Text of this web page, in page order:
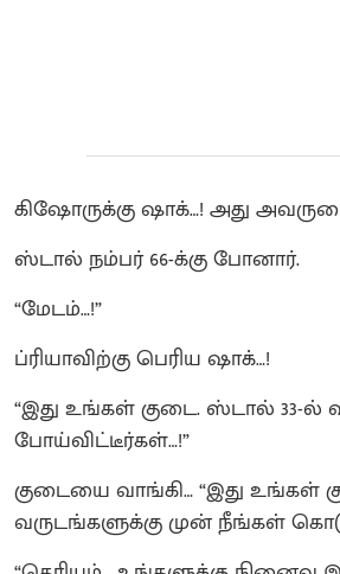
கிஷோருக்கு ஷாக்…! அது
ஸ்டால் நம்பர் 66-க்கு போனார்.
“மேடம்…!”
ப்ரியாவிற்கு பெரிய ஷாக்…!
“இது உங்கள் குடை. ஸ்டால் 33-ல்
போய்விட்டீர்கள்…!”
குடையை வாங்கி… “இது உங்கள்
வருடங்களுக்கு முன் நீங்கள்